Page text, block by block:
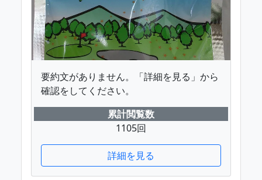
要約文がありません。「詳細を見る」から
確認をしてください。
累計閲覧数
1105回
詳細を見る